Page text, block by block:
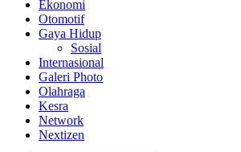
Ekonomi
Otomotif
Gaya Hidup
Sosial
Internasional
Galeri Photo
Olahraga
Kesra
Network
Nextizen